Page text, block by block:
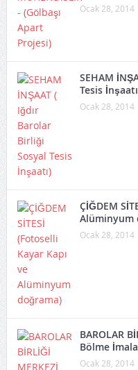
Ocak 28, 2014
SEHAM
Tesis
Ocak 28, 2014
ÇİĞDEM
Alüminyum
Ocak 28, 2014
BAROLAR
Bölme
Ocak 28, 2014